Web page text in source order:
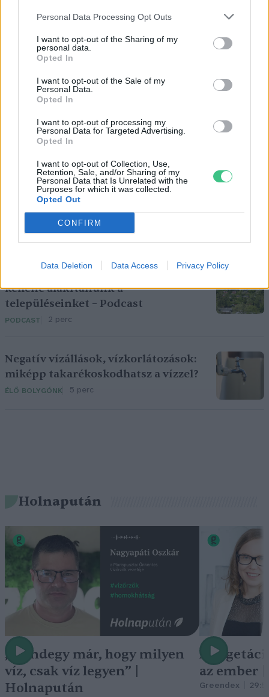
Personal Data Processing Opt Outs
I want to opt-out of the Sharing of my
personal data.
Opted In
I want to opt-out of the Sale of my
Personal Data.
Opted In
I want to opt-out of processing my
Personal Data for Targeted Advertising.
Opted In
I want to opt-out of Collection, Use,
Retention, Sale, and/or Sharing of my
Personal Data that Is Unrelated with the
Purposes for which it was collected.
Opted Out
CONFIRM
Data Deletion Data Access Privacy Policy
Alapítvány)
Kiemelt kép: Canva
Greendex Szemle
Nem csak növényrajongóknak! – 8
arborétum, amelyet érdemes
meglátogatni
ÉLŐ BOLYGÓNK 5 perc
Pár éven belül szivacsvárosokká
kellene alakítanunk a
településeinket – Podcast
PODCAST 2 perc
Negatív vízállások, vízkorlátozások:
miképp takarékoskodhatsz a vízzel?
ÉLŐ BOLYGÓNK 5 perc
Holnapután
„Mindegy már, hogy milyen
víz, csak víz legyen” |
Holnapután
A
az ember
Greendex